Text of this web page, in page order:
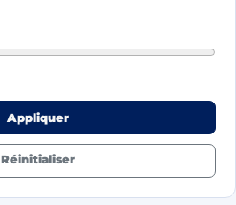
Appliquer
Réinitialiser